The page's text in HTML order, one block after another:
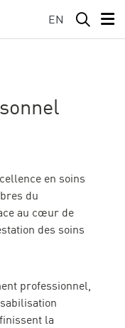
EN
en soins
du
au cœur de
des soins
professionnel,
la